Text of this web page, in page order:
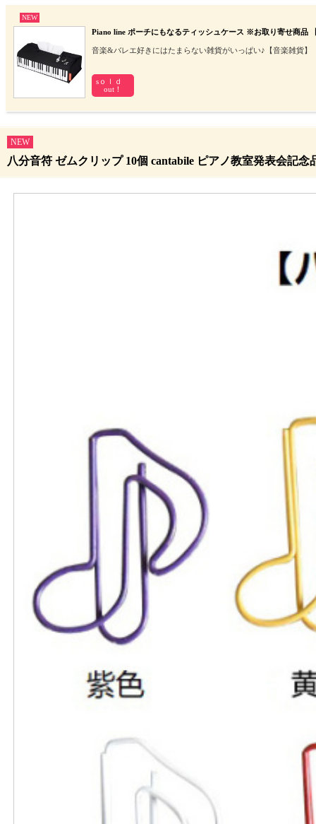
NEW
Piano line ポーチにもなるティッシュケース ※お取り寄せ商品
音楽&バレエ好きにはたまらない雑貨がいっぱい♪【音楽雑貨】
sｏｌｄ
out！
NEW
八分音符 ゼムクリップ 10個 cantabile ピアノ教室発表会記